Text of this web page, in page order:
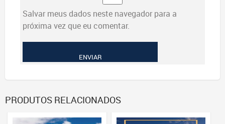
Salvar meus dados neste navegador para a
próxima vez que eu comentar.
PRODUTOS RELACIONADOS